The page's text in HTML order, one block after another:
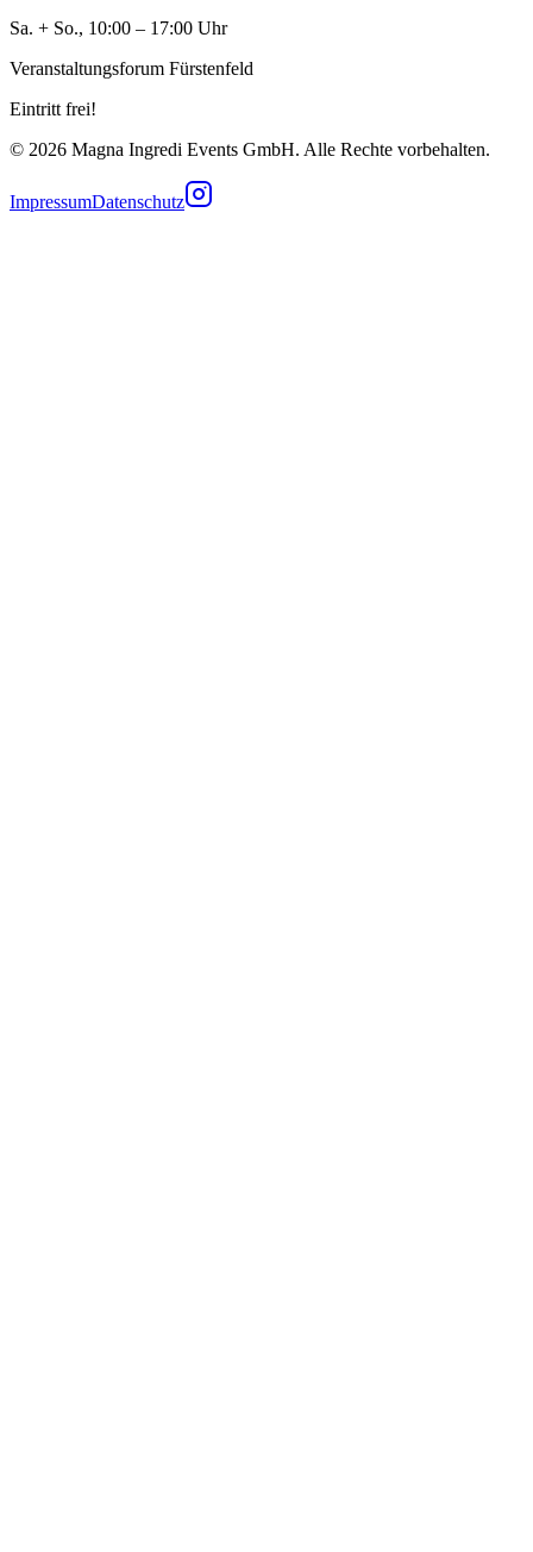
Sa. + So., 10:00 – 17:00 Uhr
Veranstaltungsforum Fürstenfeld
Eintritt frei!
© 2026 Magna Ingredi Events GmbH. Alle Rechte vorbehalten.
ImpressumDatenschutz